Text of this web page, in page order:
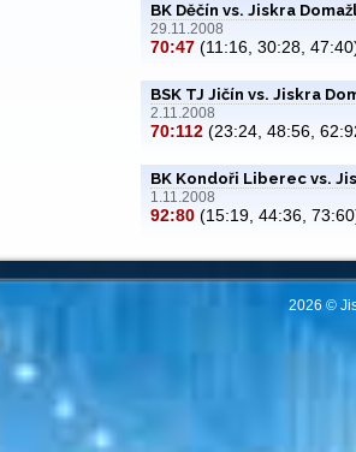
BK Děčín vs. Jiskra
29.11.2008
70:47 (11:16, 30:28,
BSK TJ Jičín vs. Jiskra
2.11.2008
70:112 (23:24, 48:56,
BK Kondoři Liberec vs.
1.11.2008
92:80 (15:19, 44:36,
2026 ©